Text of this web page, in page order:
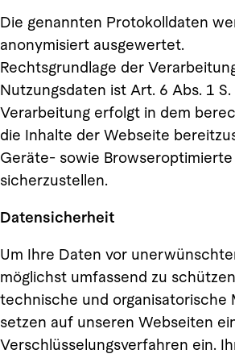
Die genannten Protokolldaten
anonymisiert ausgewertet.
Rechtsgrundlage der
Nutzungsdaten ist Art. 6 Abs. 1 S.
Verarbeitung erfolgt in dem
die Inhalte der Webseite
Geräte- sowie
sicherzustellen.
Datensicherheit
Um Ihre Daten vor
möglichst umfassend zu
technische und organisatorische
setzen auf unseren Webseiten
Verschlüsselungsverfahren ein.